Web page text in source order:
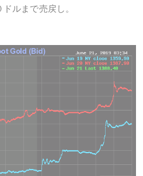
ルまで売戻し。